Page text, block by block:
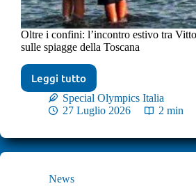
Oltre i confini: l’incontro estivo tra
sulle spiagge della Toscana
Leggi tutto
Special Olympics Italia
27 Luglio 2026
2 min
News